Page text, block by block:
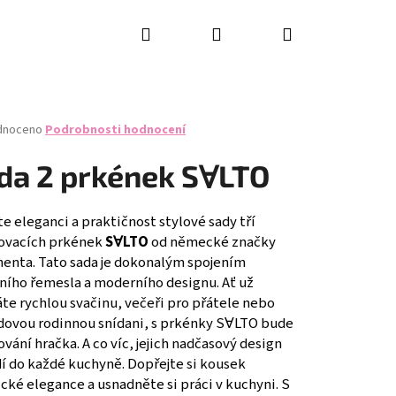
Hledat PřihlášeníNákupní
Podrobnosti hodnocení
2 prkének SⱯLTO
eleganci a praktičnost stylové sady tří
prkénekSⱯLTOod německé značky
Tato sada je dokonalým spojením
řemesla a moderního designu. Ať už
rychlou svačinu, večeři pro přátele nebo
rodinnou snídani, s prkénky SⱯLTO bude
hračka. A co víc, jejich nadčasový design
do každé kuchyně. Dopřejte si kousek
elegance a usnadněte si práci v kuchyni. S
KNIFE SET, 2PCS,